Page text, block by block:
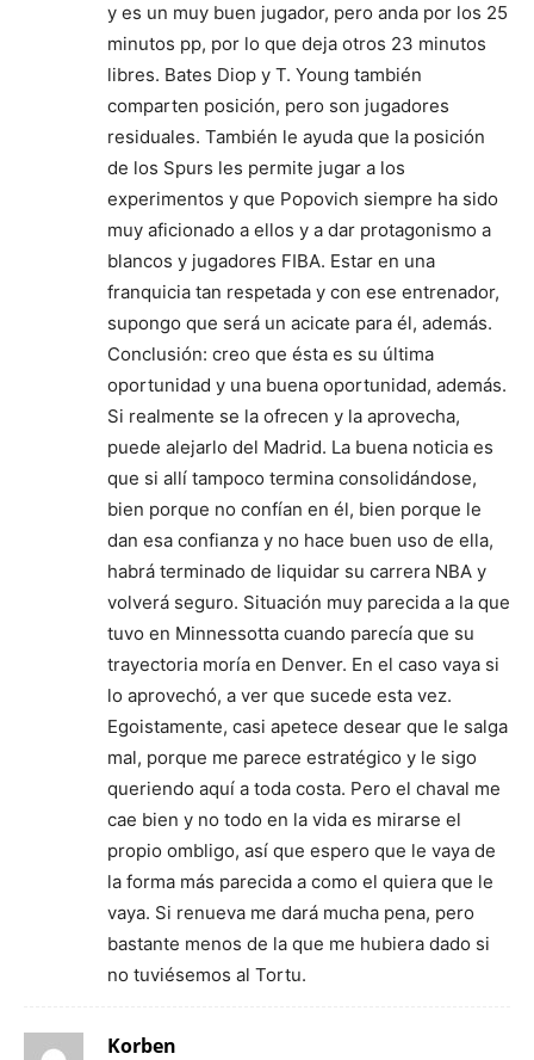
y es un muy buen jugador, pero anda por los 25
minutos pp, por lo que deja otros 23 minutos
libres. Bates Diop y T. Young también
comparten posición, pero son jugadores
residuales. También le ayuda que la posición
de los Spurs les permite jugar a los
experimentos y que Popovich siempre ha sido
muy aficionado a ellos y a dar protagonismo a
blancos y jugadores FIBA. Estar en una
franquicia tan respetada y con ese entrenador,
supongo que será un acicate para él, además.
Conclusión: creo que ésta es su última
oportunidad y una buena oportunidad, además.
Si realmente se la ofrecen y la aprovecha,
puede alejarlo del Madrid. La buena noticia es
que si allí tampoco termina consolidándose,
bien porque no confían en él, bien porque le
dan esa confianza y no hace buen uso de ella,
habrá terminado de liquidar su carrera NBA y
volverá seguro. Situación muy parecida a la que
tuvo en Minnessotta cuando parecía que su
trayectoria moría en Denver. En el caso vaya si
lo aprovechó, a ver que sucede esta vez.
Egoistamente, casi apetece desear que le salga
mal, porque me parece estratégico y le sigo
queriendo aquí a toda costa. Pero el chaval me
cae bien y no todo en la vida es mirarse el
propio ombligo, así que espero que le vaya de
la forma más parecida a como el quiera que le
vaya. Si renueva me dará mucha pena, pero
bastante menos de la que me hubiera dado si
no tuviésemos al Tortu.
Korben